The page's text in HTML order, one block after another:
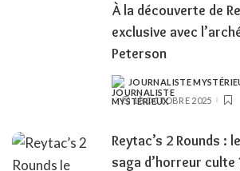
À la découverte de
exclusive avec
Peterson
POSTED
BY
JOURNALISTE
18 OCTOBRE 2025
Reytac’s 2 Rounds :
saga d’horreur culte